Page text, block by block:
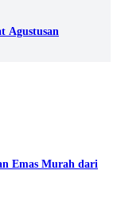
Agustusan
Emas Murah dari